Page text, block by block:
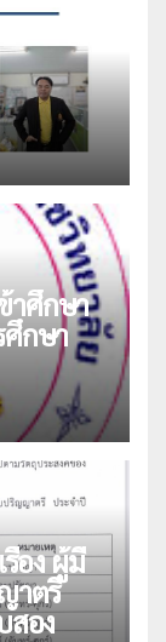
าศึกษา
กษา
อง ผู้มี
าตรี
สอง